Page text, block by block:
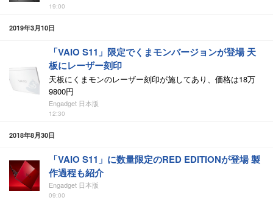
19:00
2019年3月10日
「VAIO S11」限定でくまモンバージョンが登場 天
板にレーザー刻印
天板にくまモンのレーザー刻印が施してあり、価格は18万
9800円
Engadget 日本版
12:30
2018年8月30日
「VAIO S11」に数量限定のRED EDITIONが登場 製
作過程も紹介
Engadget 日本版
09:00